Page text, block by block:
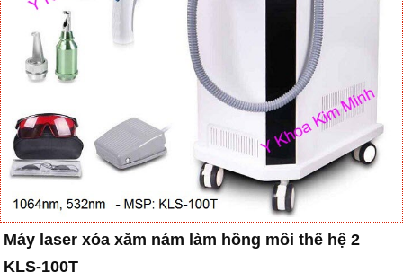
Máy laser xóa xăm nám làm hồng môi thế hệ 2
KLS-100T